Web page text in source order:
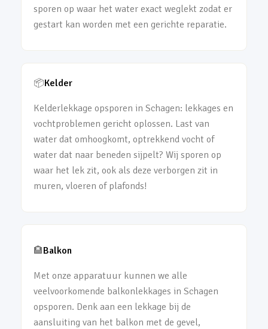
sporen op waar het water exact weglekt zodat er
gestart kan worden met een gerichte reparatie.
📦Kelder
Kelderlekkage opsporen in Schagen: lekkages en
vochtproblemen gericht oplossen. Last van
water dat omhoogkomt, optrekkend vocht of
water dat naar beneden sijpelt? Wij sporen op
waar het lek zit, ook als deze verborgen zit in
muren, vloeren of plafonds!
🏨Balkon
Met onze apparatuur kunnen we alle
veelvoorkomende balkonlekkages in Schagen
opsporen. Denk aan een lekkage bij de
aansluiting van het balkon met de gevel,